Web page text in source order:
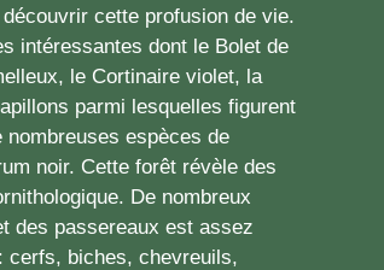
cette profusion de vie.
intéressantes dont le Bolet de
le Cortinaire violet, la
parmi lesquelles figurent
espèces de
noir. Cette forêt révèle des
De nombreux
des passereaux est assez
cerfs, biches, chevreuils,